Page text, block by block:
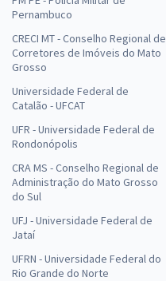
Pernambuco
CRECI MT - Conselho Regional de
Corretores de Imóveis do Mato
Grosso
Universidade Federal de
Catalão - UFCAT
UFR - Universidade Federal de
Rondonópolis
CRA MS - Conselho Regional de
Administração do Mato Grosso
do Sul
UFJ - Universidade Federal de
Jataí
UFRN - Universidade Federal do
Rio Grande do Norte